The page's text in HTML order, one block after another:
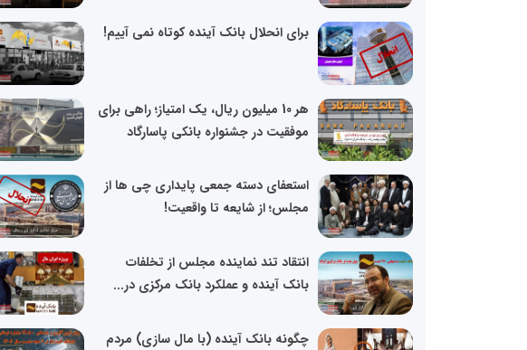
برای انحلال بانک آینده کوتاه نمی آییم!
هر 10 میلیون ریال، یک امتیاز؛ راهی برای
موفقیت در جشنواره بانکی پاسارگاد
استعفای دسته جمعی پایداری چی ها از
مجلس؛ از شایعه تا واقعیت!
انتقاد تند نماینده مجلس از تخلفات
بانک آینده و عملکرد بانک مرکزی در...
چگونه بانک آینده (با مال سازی) مردم